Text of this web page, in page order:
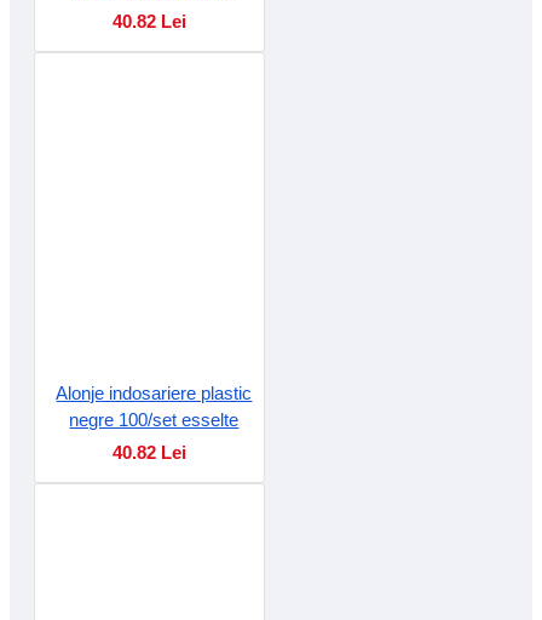
40.82 Lei
Alonje indosariere plastic
negre 100/set esselte
40.82 Lei